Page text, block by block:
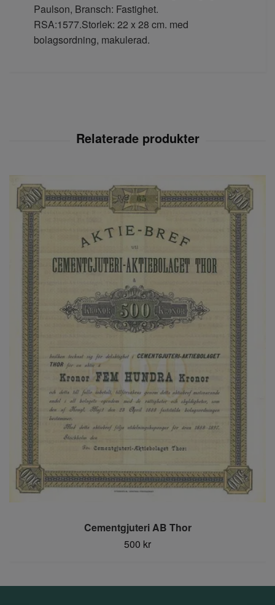
Paulson, Bransch: Fastighet.
RSA:1577.Storlek: 22 x 28 cm. med
bolagsordning, makulerad.
Cementgjuteri AB Thor
500 kr